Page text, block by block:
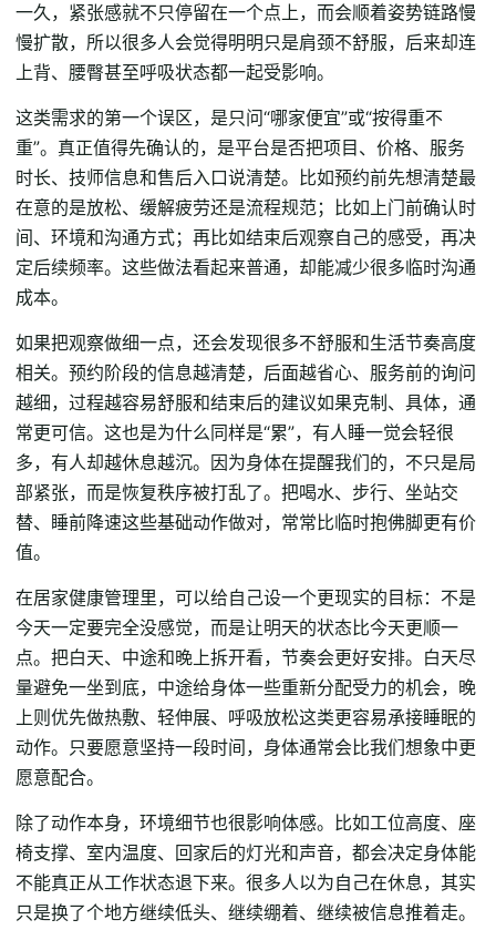
一久，紧张感就不只停留在一个点上，而会顺着姿势链路慢
慢扩散，所以很多人会觉得明明只是肩颈不舒服，后来却连
上背、腰臀甚至呼吸状态都一起受影响。
这类需求的第一个误区，是只问“哪家便宜”或“按得重不
重”。真正值得先确认的，是平台是否把项目、价格、服务
时长、技师信息和售后入口说清楚。比如预约前先想清楚最
在意的是放松、缓解疲劳还是流程规范；比如上门前确认时
间、环境和沟通方式；再比如结束后观察自己的感受，再决
定后续频率。这些做法看起来普通，却能减少很多临时沟通
成本。
如果把观察做细一点，还会发现很多不舒服和生活节奏高度
相关。预约阶段的信息越清楚，后面越省心、服务前的询问
越细，过程越容易舒服和结束后的建议如果克制、具体，通
常更可信。这也是为什么同样是“累”，有人睡一觉会轻很
多，有人却越休息越沉。因为身体在提醒我们的，不只是局
部紧张，而是恢复秩序被打乱了。把喝水、步行、坐站交
替、睡前降速这些基础动作做对，常常比临时抱佛脚更有价
值。
在居家健康管理里，可以给自己设一个更现实的目标：不是
今天一定要完全没感觉，而是让明天的状态比今天更顺一
点。把白天、中途和晚上拆开看，节奏会更好安排。白天尽
量避免一坐到底，中途给身体一些重新分配受力的机会，晚
上则优先做热敷、轻伸展、呼吸放松这类更容易承接睡眠的
动作。只要愿意坚持一段时间，身体通常会比我们想象中更
愿意配合。
除了动作本身，环境细节也很影响体感。比如工位高度、座
椅支撑、室内温度、回家后的灯光和声音，都会决定身体能
不能真正从工作状态退下来。很多人以为自己在休息，其实
只是换了个地方继续低头、继续绷着、继续被信息推着走。